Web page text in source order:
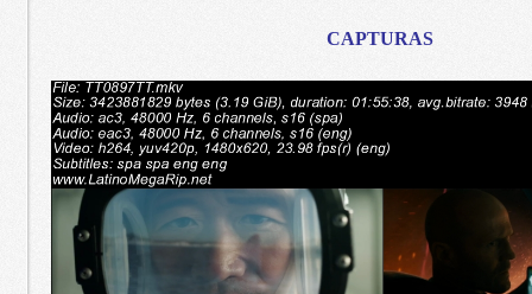
CAPTURAS